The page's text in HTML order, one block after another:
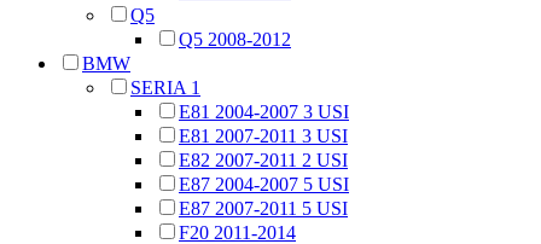
Q5
Q5 2008-2012
BMW
SERIA 1
E81 2004-2007 3 USI
E81 2007-2011 3 USI
E82 2007-2011 2 USI
E87 2004-2007 5 USI
E87 2007-2011 5 USI
F20 2011-2014